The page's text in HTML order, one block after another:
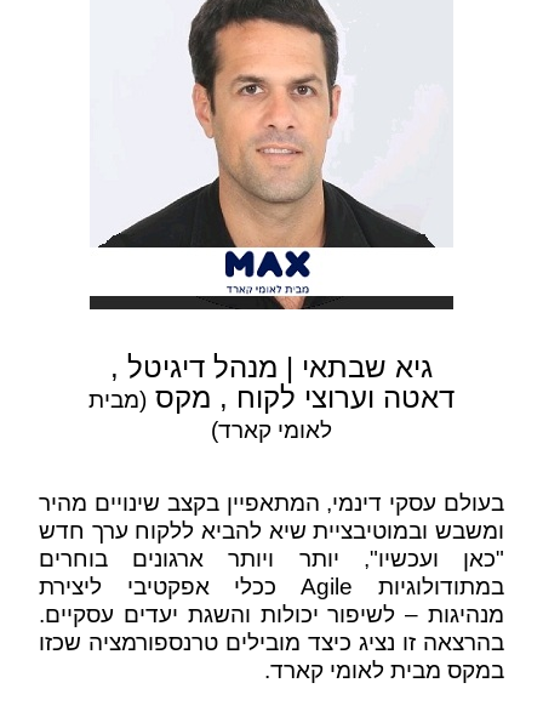
גיא שבתאי | מנהל דיגיטל ,
דאטה וערוצי לקוח , מקס (מבית
לאומי קארד)
בעולם עסקי דינמי, המתאפיין בקצב שינויים מהיר
ומשבש ובמוטיבציית שיא להביא ללקוח ערך חדש
"כאן ועכשיו", יותר ויותר ארגונים בוחרים
במתודולוגיות Agile ככלי אפקטיבי ליצירת
מנהיגות – לשיפור יכולות והשגת יעדים עסקיים.
בהרצאה זו נציג כיצד מובילים טרנספורמציה שכזו
במקס מבית לאומי קארד.